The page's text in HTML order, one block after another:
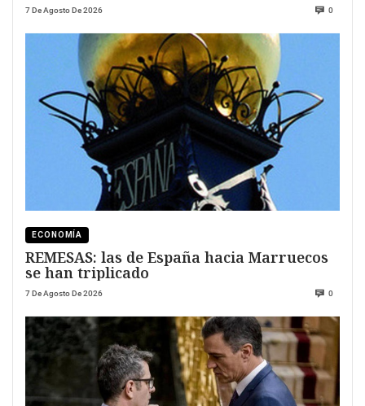
7 De Agosto De 2026 0
ECONOMÍA
REMESAS: las de España hacia Marruecos
se han triplicado
7 De Agosto De 2026 0